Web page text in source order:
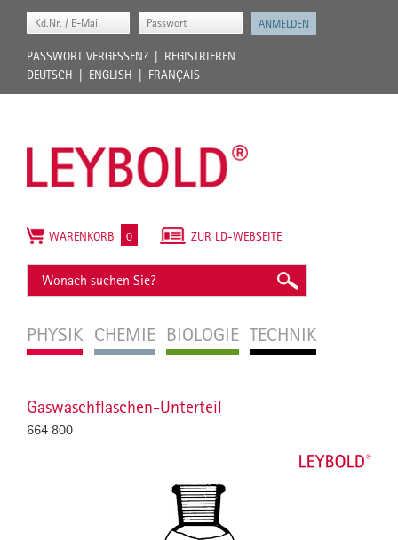
PASSWORT VERGESSEN?
REGISTRIEREN
DEUTSCH
ENGLISH FRANÇAIS
PHYSIK CHEMIE BIOLOGIE TECHNIK
ZUR LD-WEBSEITE
WARENKORB 0
Gaswaschflaschen-Unterteil
664 800